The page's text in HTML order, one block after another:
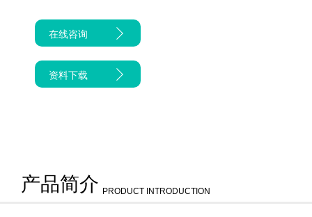
在线咨询
资料下载
产品简介 PRODUCT INTRODUCTION